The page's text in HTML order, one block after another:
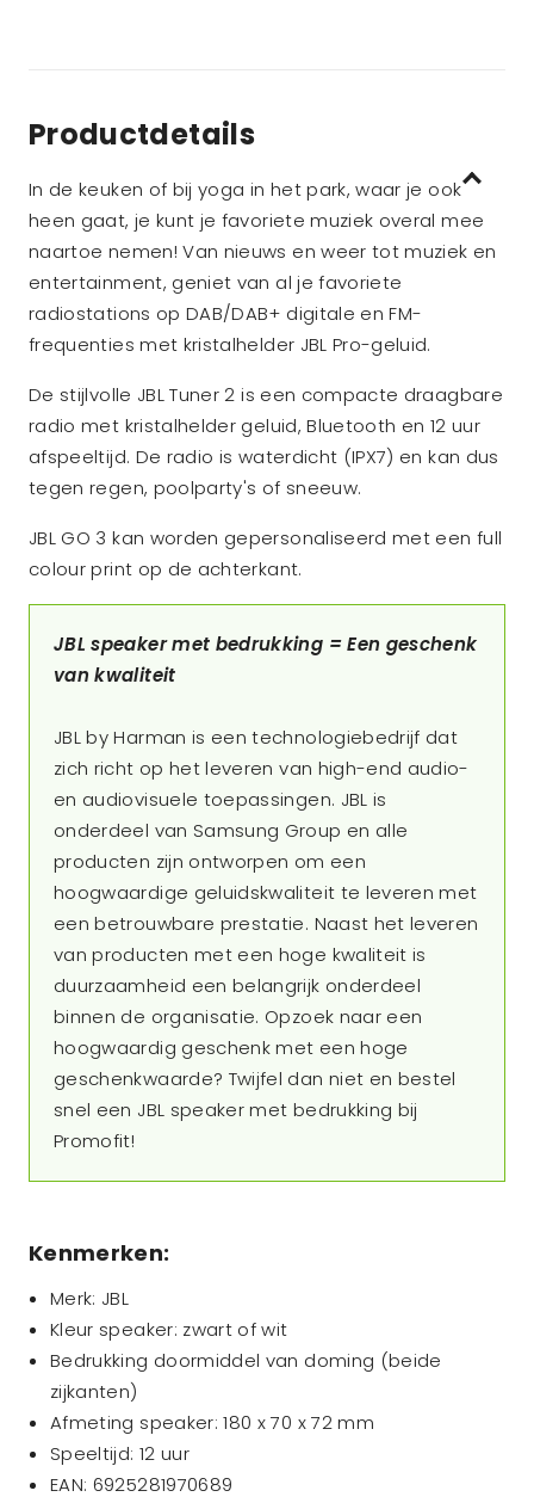
Productdetails
In de keuken of bij yoga in het park, waar je ook
heen gaat, je kunt je favoriete muziek overal mee
naartoe nemen! Van nieuws en weer tot muziek en
entertainment, geniet van al je favoriete
radiostations op DAB/DAB+ digitale en FM-
frequenties met kristalhelder JBL Pro-geluid.
De stijlvolle JBL Tuner 2 is een compacte draagbare
radio met kristalhelder geluid, Bluetooth en 12 uur
afspeeltijd. De radio is waterdicht (IPX7) en kan dus
tegen regen, poolparty's of sneeuw.
JBL GO 3 kan worden gepersonaliseerd met een full
colour print op de achterkant.
JBL speaker met bedrukking = Een geschenk
van kwaliteit
JBL by Harman is een technologiebedrijf dat
zich richt op het leveren van high-end audio-
en audiovisuele toepassingen. JBL is
onderdeel van Samsung Group en alle
producten zijn ontworpen om een
hoogwaardige geluidskwaliteit te leveren met
een betrouwbare prestatie. Naast het leveren
van producten met een hoge kwaliteit is
duurzaamheid een belangrijk onderdeel
binnen de organisatie. Opzoek naar een
hoogwaardig geschenk met een hoge
geschenkwaarde? Twijfel dan niet en bestel
snel een JBL speaker met bedrukking bij
Promofit!
Kenmerken:
Merk: JBL
Kleur speaker: zwart of wit
Bedrukking doormiddel van doming (beide
zijkanten)
Afmeting speaker: 180 x 70 x 72 mm
Speeltijd: 12 uur
EAN: 6925281970689